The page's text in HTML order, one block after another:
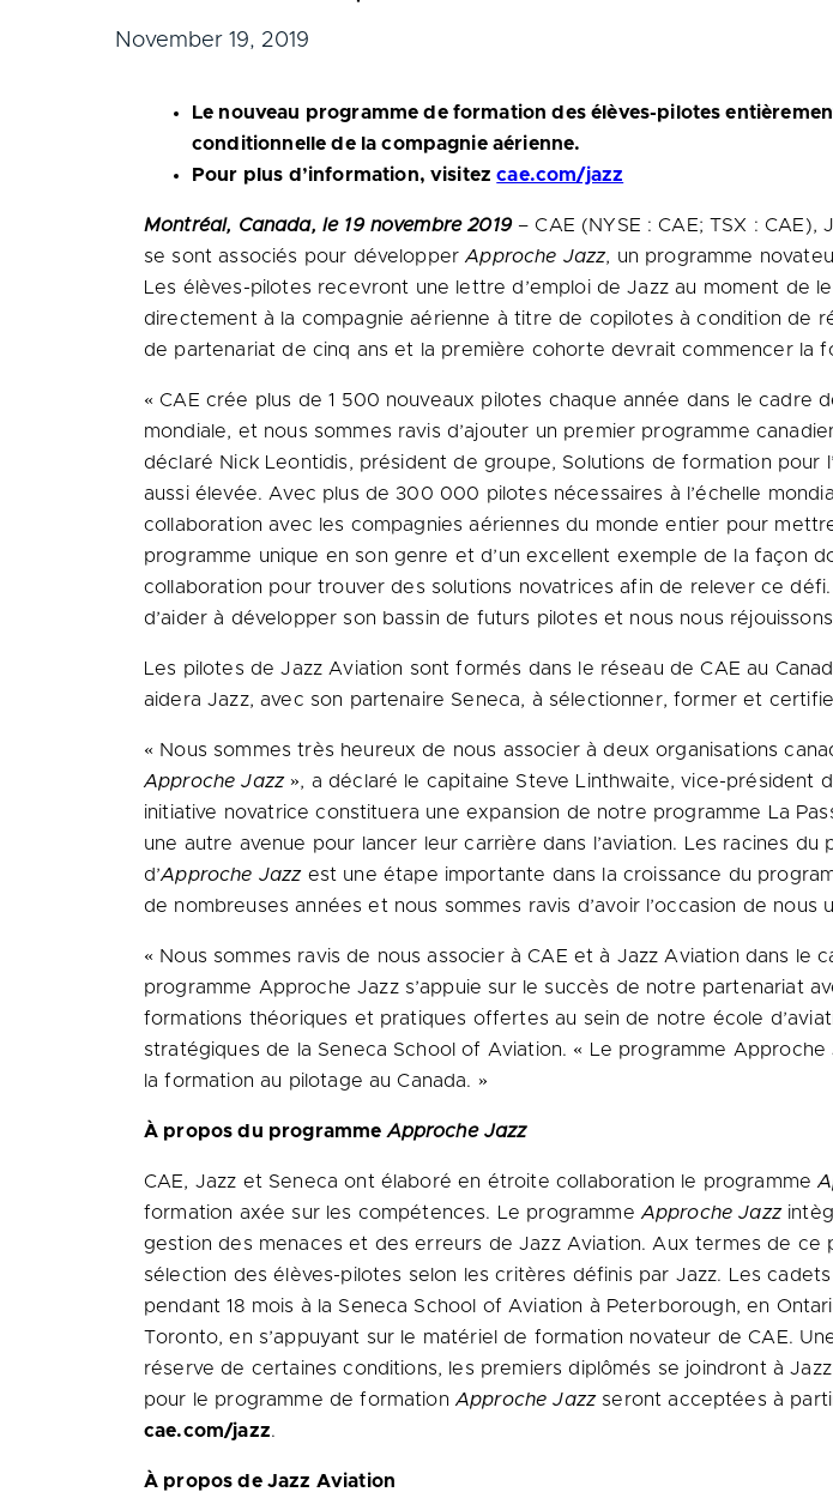
November 19, 2019
Le nouveau programme de formation des élèves-pilotes
conditionnelle de la compagnie aérienne.
Pour plus d’information, visitezcae.com/jazz
Montréal, Canada, le 19 novembre 2019– CAE (NYSE : CAE; TSX :
se sont associés pour développerApproche Jazz, un programme
Les élèves-pilotes recevront une lettre d’emploi de Jazz au moment
directement à la compagnie aérienne à titre de copilotes à condition de
de partenariat de cinq ans et la première cohorte devrait commencer la
« CAE crée plus de 1 500 nouveaux pilotes chaque année dans le cadre
mondiale, et nous sommes ravis d’ajouter un premier programme
déclaré Nick Leontidis, président de groupe, Solutions de formation pour
aussi élevée. Avec plus de 300 000 pilotes nécessaires à l’échelle
collaboration avec les compagnies aériennes du monde entier pour
programme unique en son genre et d’un excellent exemple de la façon
collaboration pour trouver des solutions novatrices afin de relever ce
d’aider à développer son bassin de futurs pilotes et nous nous
Les pilotes de Jazz Aviation sont formés dans le réseau de CAE au
aidera Jazz, avec son partenaire Seneca, à sélectionner, former et
« Nous sommes très heureux de nous associer à deux organisations
Approche Jazz », a déclaré le capitaine Steve Linthwaite, vice-président
initiative novatrice constituera une expansion de notre programme La
une autre avenue pour lancer leur carrière dans l’aviation. Les racines
d’Approche Jazzest une étape importante dans la croissance du
de nombreuses années et nous sommes ravis d’avoir l’occasion de nous
« Nous sommes ravis de nous associer à CAE et à Jazz Aviation dans
programme Approche Jazz s’appuie sur le succès de notre partenariat
formations théoriques et pratiques offertes au sein de notre école
stratégiques de la Seneca School of Aviation. « Le programme
la formation au pilotage au Canada. »
À propos du programme Approche Jazz
CAE, Jazz et Seneca ont élaboré en étroite collaboration le programme
formation axée sur les compétences. Le programme Approche Jazz
gestion des menaces et des erreurs de Jazz Aviation. Aux termes de ce
sélection des élèves-pilotes selon les critères définis par Jazz. Les
pendant 18 mois à la Seneca School of Aviation à Peterborough, en
Toronto, en s’appuyant sur le matériel de formation novateur de CAE.
réserve de certaines conditions, les premiers diplômés se joindront à
pour le programme de formation Approche Jazzseront acceptées à
cae.com/jazz.
À propos de Jazz Aviation